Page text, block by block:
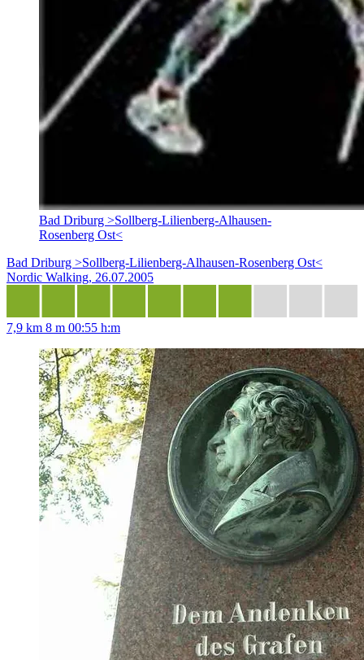
Bad Driburg >Sollberg-Lilienberg-Alhausen-
Rosenberg Ost<
Bad Driburg >Sollberg-Lilienberg-Alhausen-Rosenberg Ost<
Nordic Walking, 26.07.2005
7,9 km 8 m 00:55 h:m